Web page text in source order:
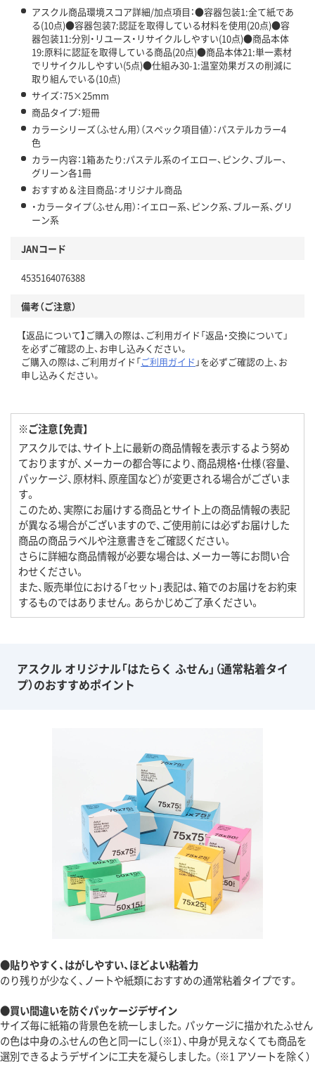
アスクル商品環境スコア詳細/加点項目：●容器包装1:全て紙であ
る(10点)●容器包装7:認証を取得している材料を使用(20点)●容
器包装11:分別・リユース・リサイクルしやすい(10点)●商品本体
19:原料に認証を取得している商品(20点)●商品本体21:単一素材
でリサイクルしやすい(5点)●仕組み30-1:温室効果ガスの削減に
取り組んでいる(10点)
サイズ：75×25mm
商品タイプ：短冊
カラーシリーズ（ふせん用）（スペック項目値）：パステルカラー4
色
カラー内容：1箱あたり:パステル系のイエロー、ピンク、ブルー、
グリーン各1冊
おすすめ＆注目商品：オリジナル商品
・カラータイプ（ふせん用）：イエロー系、ピンク系、ブルー系、グリ
ーン系
JANコード
4535164076388
備考（ご注意）
【返品について】ご購入の際は、ご利用ガイド「返品・交換について」
を必ずご確認の上、お申し込みください。
ご購入の際は、ご利用ガイド「ご利用ガイド 」を必ずご確認の上、お
申し込みください。
※ご注意【免責】
アスクルでは、サイト上に最新の商品情報を表示するよう努め
ておりますが、メーカーの都合等により、商品規格・仕様（容量、
パッケージ、原材料、原産国など）が変更される場合がございま
す。
このため、実際にお届けする商品とサイト上の商品情報の表記
が異なる場合がございますので、ご使用前には必ずお届けした
商品の商品ラベルや注意書きをご確認ください。
さらに詳細な商品情報が必要な場合は、メーカー等にお問い合
わせください。
また、販売単位における「セット」表記は、箱でのお届けをお約束
するものではありません。あらかじめご了承ください。
アスクル オリジナル「はたらく ふせん」（通常粘着タイ
プ）のおすすめポイント
●貼りやすく、はがしやすい、ほどよい粘着力
のり残りが少なく、ノートや紙類におすすめの通常粘着タイプです。
●買い間違いを防ぐパッケージデザイン
サイズ毎に紙箱の背景色を統一しました。パッケージに描かれたふせん
の色は中身のふせんの色と同一にし（※1）、中身が見えなくても商品を
選別できるようデザインに工夫を凝らしました。（※1 アソートを除く）